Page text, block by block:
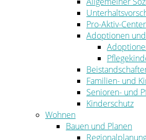
Pro-Aktiv-Center
Adoptionen
Familien- und
Senioren- und
Kinderschutz
Wohnen
Bauen und Planen